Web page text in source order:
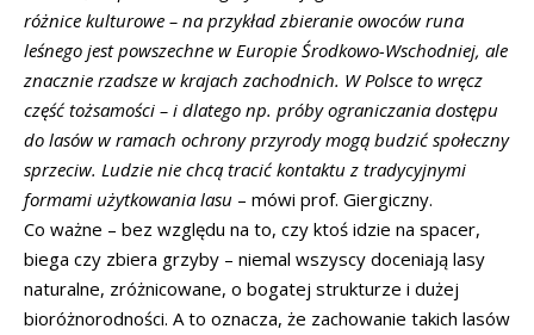
różnice kulturowe – na przykład zbieranie owoców runa
leśnego jest powszechne w Europie Środkowo-Wschodniej, ale
znacznie rzadsze w krajach zachodnich. W Polsce to wręcz
część tożsamości – i dlatego np. próby ograniczania dostępu
do lasów w ramach ochrony przyrody mogą budzić społeczny
sprzeciw. Ludzie nie chcą tracić kontaktu z tradycyjnymi
formami użytkowania lasu – mówi prof. Giergiczny.
Co ważne – bez względu na to, czy ktoś idzie na spacer,
biega czy zbiera grzyby – niemal wszyscy doceniają lasy
naturalne, zróżnicowane, o bogatej strukturze i dużej
bioróżnorodności. A to oznacza, że zachowanie takich lasów